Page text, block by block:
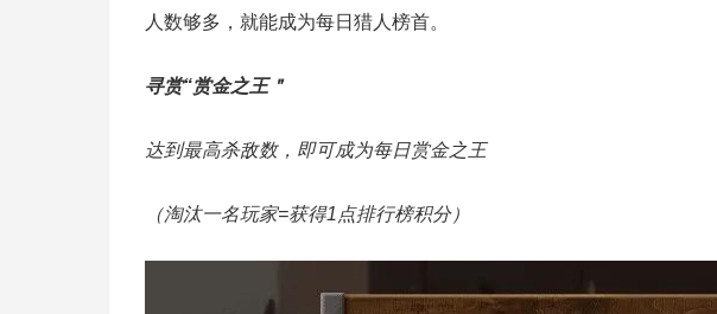
人数够多，就能成为每日猎人榜首。
寻赏“赏金之王＂
达到最高杀敌数，即可成为每日赏金之王
（淘汰一名玩家=获得1点排行榜积分）